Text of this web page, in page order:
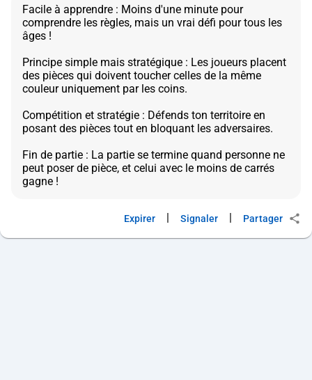
Facile à apprendre : Moins d'une minute pour
comprendre les règles, mais un vrai défi pour tous les
âges !
Principe simple mais stratégique : Les joueurs placent
des pièces qui doivent toucher celles de la même
couleur uniquement par les coins.
Compétition et stratégie : Défends ton territoire en
posant des pièces tout en bloquant les adversaires.
Fin de partie : La partie se termine quand personne ne
peut poser de pièce, et celui avec le moins de carrés
Expirer | Signaler | Partager